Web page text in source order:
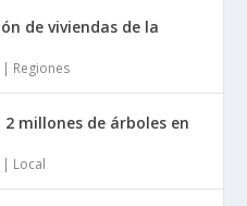
de viviendas de la
| Regiones
millones de árboles en
| Local